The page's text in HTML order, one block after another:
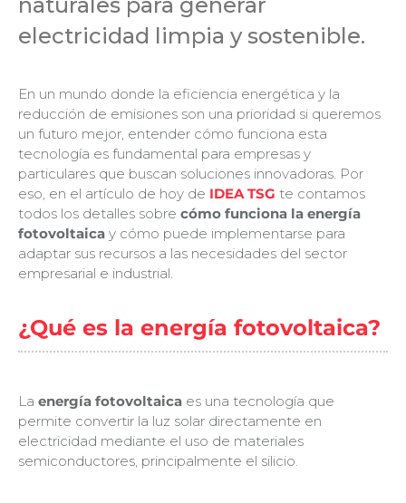
electricidad limpia y sostenible.
En un mundo donde la eficiencia energética y la
reducción de emisiones son una prioridad si queremos
un futuro mejor, entender cómo funciona esta
tecnología es fundamental para empresas y
particulares que buscan soluciones innovadoras. Por
eso, en el artículo de hoy de IDEA TSG te contamos
todos los detalles sobre cómo funciona la energía
fotovoltaica y cómo puede implementarse para
adaptar sus recursos a las necesidades del sector
empresarial e industrial.
¿Qué es la energía fotovoltaica?
La energía fotovoltaica es una tecnología que
permite convertir la luz solar directamente en
electricidad mediante el uso de materiales
semiconductores, principalmente el silicio.